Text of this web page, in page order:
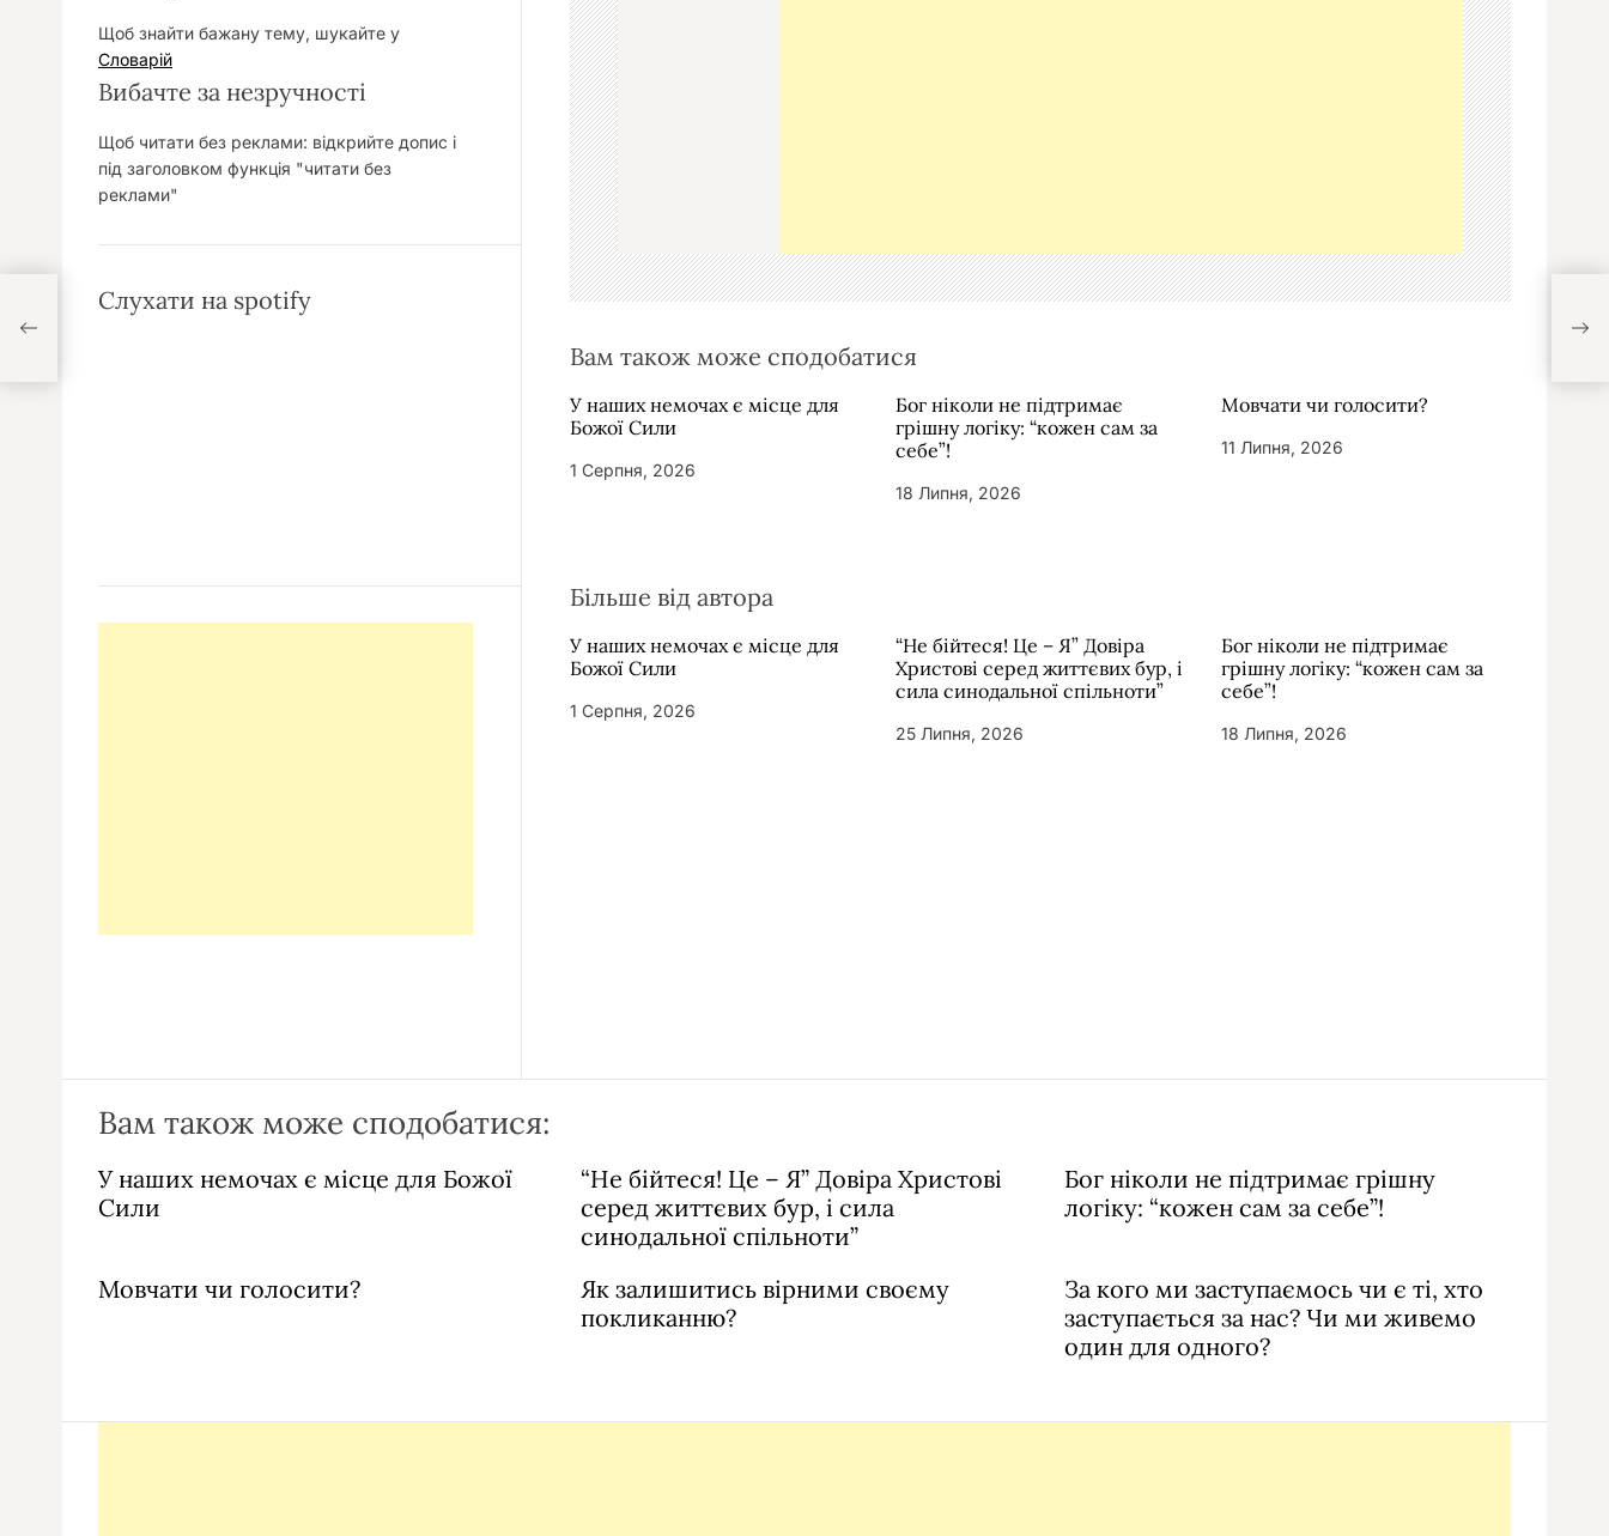
і
я
з
а
п
и
с
в
Вам також може сподобатися
У наших немочах є місце для
Божої Сили
1 Серпня, 2026
Бог ніколи не підтримає
грішну логіку: “кожен сам за
себе”!
18 Липня, 2026
Мовчати чи голосити?
11 Липня, 2026
Більше від автора
У наших немочах є місце для
Божої Сили
1 Серпня, 2026
“Не бійтеся! Це – Я” Довіра
Христові серед життєвих бур, і
сила синодальної спільноти”
25 Липня, 2026
Бог ніколи не підтримає
грішну логіку: “кожен сам за
себе”!
18 Липня, 2026
Щоб знайти бажану тему, шукайте у
Словарій
Вибачте за незручності
Щоб читати без реклами: відкрийте допис і
під заголовком функція "читати без
реклами"
Слухати на spotify
Вам також може сподобатися:
У наших немочах є місце для Божої
Сили
“Не бійтеся! Це – Я” Довіра Христові
серед життєвих бур, і сила
синодальної спільноти”
Бог ніколи не підтримає грішну
логіку: “кожен сам за себе”!
Мовчати чи голосити?
Як залишитись вірними своєму
покликанню?
За кого ми заступаємось чи є ті, хто
заступається за нас? Чи ми живемо
один для одного?